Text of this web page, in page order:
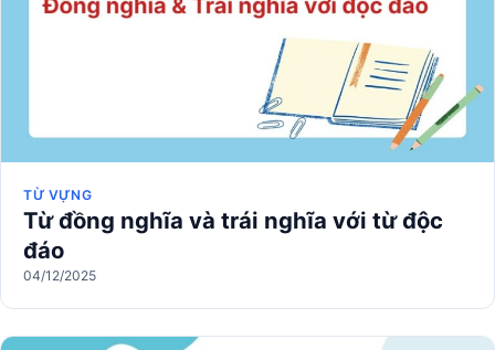
TỪ VỰNG
Từ đồng nghĩa và trái nghĩa với từ độc
đáo
04/12/2025